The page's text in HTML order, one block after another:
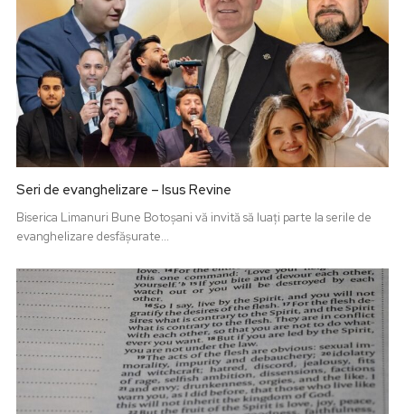
Seri de evanghelizare – Isus Revine
Biserica Limanuri Bune Botoșani vă invită să luați parte la serile de
evanghelizare desfășurate...